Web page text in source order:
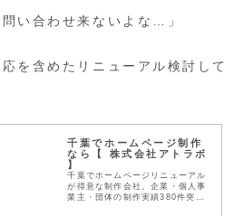
問い合わせ来ないよな…」
を含めたリニューアル検討して
千葉でホームページ制作
なら【 株式会社アトラボ
】
千葉でホームページリニューアル
が得意な制作会社。企業・個人事
業主・団体の制作実績380件突